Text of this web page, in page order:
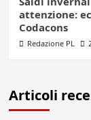
attenzione:
Codacons
Redazione PL
Articoli